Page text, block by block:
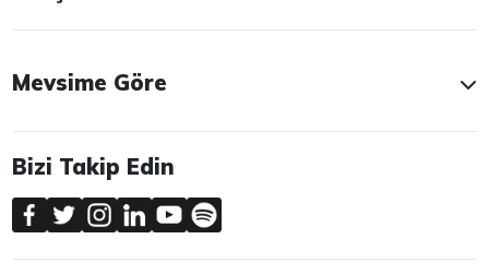
Mevsime Göre
Bizi Takip Edin